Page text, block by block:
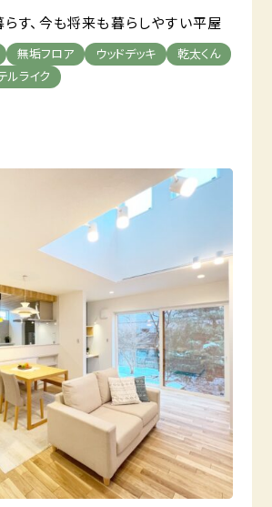
す、今も将来も暮らしやすい平屋
無垢フロア ウッドデッキ
乾太くん
ルライク